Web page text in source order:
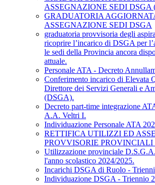
ASSEGNAZIONE SEDI DSGA
GRADUATORIA
ASSEGNAZIONE SEDI DSGA
graduatoria provvisoria degli
ricoprire l’incarico di DSGA per
le sedi della Provincia ancora
attuale.
Personale ATA - Decreto
Conferimento incarico di Elevata
Direttore dei Servizi Generali e
(DSGA).
Decreto part-time integrazione
A.A. Veltri I.
Individuazione Personale ATA
RETTIFICA UTILIZZI ED
PROVVISORIE PROVINCIALI
Utilizzazione provinciale
l'anno scolastico 2024/2025.
Incarichi DSGA di Ruolo -
Individuazione DSGA - Triennio